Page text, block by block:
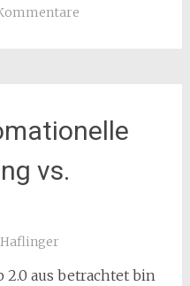
vs.
2.0 aus betrachtet bin